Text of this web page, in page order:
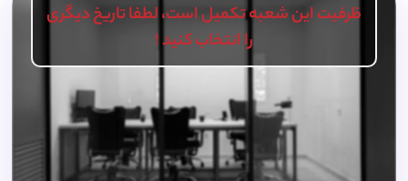
ظرفیت این شعبه تکمیل است، لطفا تاریخ دیگری
را انتخاب کنید !